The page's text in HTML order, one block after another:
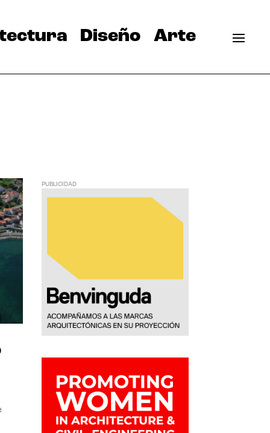
Diseño Arte
PUBLICIDAD